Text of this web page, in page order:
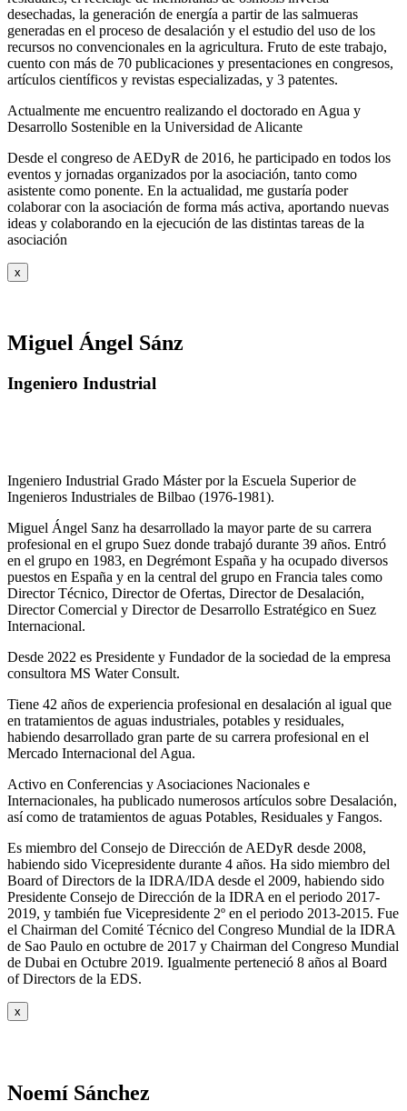
desechadas, la generación de energía a partir de las salmueras
generadas en el proceso de desalación y el estudio del uso de los
recursos no convencionales en la agricultura. Fruto de este trabajo,
cuento con más de 70 publicaciones y presentaciones en congresos,
artículos científicos y revistas especializadas, y 3 patentes.
Actualmente me encuentro realizando el doctorado en Agua y
Desarrollo Sostenible en la Universidad de Alicante
Desde el congreso de AEDyR de 2016, he participado en todos los
eventos y jornadas organizados por la asociación, tanto como
asistente como ponente. En la actualidad, me gustaría poder
colaborar con la asociación de forma más activa, aportando nuevas
ideas y colaborando en la ejecución de las distintas tareas de la
asociación
x
Miguel Ángel Sánz
Ingeniero Industrial
Ingeniero Industrial Grado Máster por la Escuela Superior de
Ingenieros Industriales de Bilbao (1976-1981).
Miguel Ángel Sanz ha desarrollado la mayor parte de su carrera
profesional en el grupo Suez donde trabajó durante 39 años. Entró
en el grupo en 1983, en Degrémont España y ha ocupado diversos
puestos en España y en la central del grupo en Francia tales como
Director Técnico, Director de Ofertas, Director de Desalación,
Director Comercial y Director de Desarrollo Estratégico en Suez
Internacional.
Desde 2022 es Presidente y Fundador de la sociedad de la empresa
consultora MS Water Consult.
Tiene 42 años de experiencia profesional en desalación al igual que
en tratamientos de aguas industriales, potables y residuales,
habiendo desarrollado gran parte de su carrera profesional en el
Mercado Internacional del Agua.
Activo en Conferencias y Asociaciones Nacionales e
Internacionales, ha publicado numerosos artículos sobre Desalación,
así como de tratamientos de aguas Potables, Residuales y Fangos.
Es miembro del Consejo de Dirección de AEDyR desde 2008,
habiendo sido Vicepresidente durante 4 años. Ha sido miembro del
Board of Directors de la IDRA/IDA desde el 2009, habiendo sido
Presidente Consejo de Dirección de la IDRA en el periodo 2017-
2019, y también fue Vicepresidente 2º en el periodo 2013-2015. Fue
el Chairman del Comité Técnico del Congreso Mundial de la IDRA
de Sao Paulo en octubre de 2017 y Chairman del Congreso Mundial
de Dubai en Octubre 2019. Igualmente perteneció 8 años al Board
of Directors de la EDS.
x
Noemí Sánchez